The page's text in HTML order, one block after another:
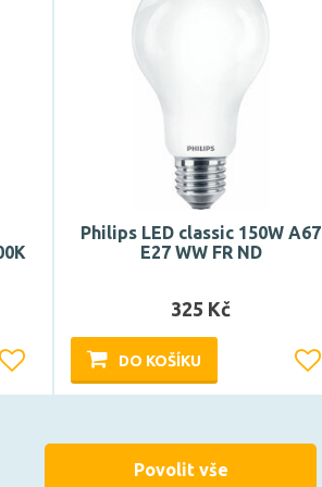
Philips LED classic 150W A67
E27 WW FR ND
325 Kč
DO KOŠÍKU
Povolit vše